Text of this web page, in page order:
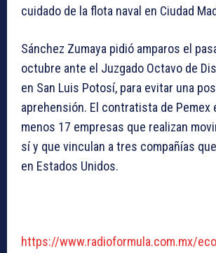
cuidado de la flota naval en Ciudad
Sánchez Zumaya pidió amparos el
octubre ante el Juzgado Octavo de
en San Luis Potosí, para evitar una
aprehensión. El contratista de Pemex
menos 17 empresas que realizan
sí y que vinculan a tres compañías
en Estados Unidos.
https://www.radioformula.com.mx/